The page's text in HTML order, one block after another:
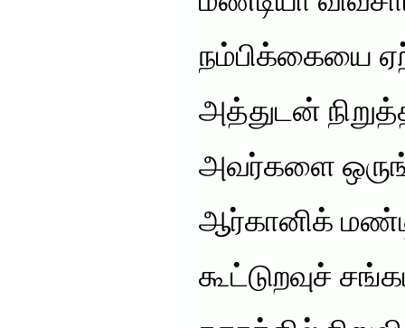
நம்பிக்கையை
அத்துடன்
அவர்களை
ஆர்கானிக்
கூட்டுறவுச்